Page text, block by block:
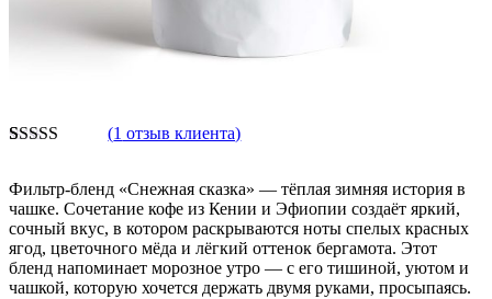
основе
опроса
пользователя
(1 отзыв клиента)
Фильтр-бленд «Снежная сказка» — тёплая зимняя история в
чашке. Сочетание кофе из Кении и Эфиопии создаёт яркий,
сочный вкус, в котором раскрываются ноты спелых красных
ягод, цветочного мёда и лёгкий оттенок бергамота. Этот
бленд напоминает морозное утро — с его тишиной, уютом и
чашкой, которую хочется держать двумя руками, просыпаясь.